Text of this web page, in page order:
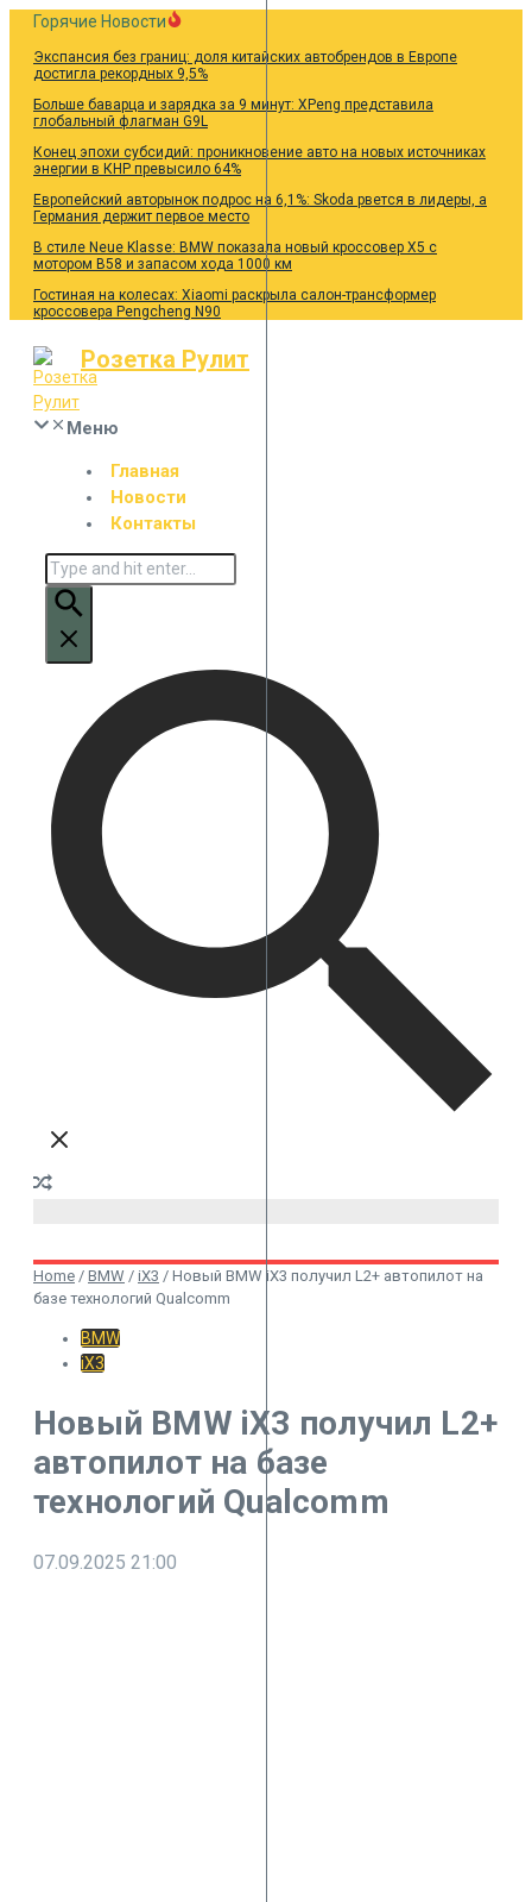
Перейти
содержанию
Горячие Новости
Экспансия без границ: доля китайских автобрендов в Европе
достигла рекордных 9,5%
Больше баварца и зарядка за 9 минут: XPeng представила
глобальный флагман G9L
Конец эпохи субсидий: проникновение авто на новых источниках
энергии в КНР превысило 64%
Европейский авторынок подрос на 6,1%: Skoda рвется в лидеры, а
Германия держит первое место
В стиле Neue Klasse: BMW показала новый кроссовер X5 с
мотором B58 и запасом хода 1000 км
Гостиная на колесах: Xiaomi раскрыла салон-трансформер
кроссовера Pengcheng N90
Розетка Рулит
Меню
Главная
Новости
Контакты
Искать:
Home / BMW / iX3 / Новый BMW iX3 получил L2+ автопилот на
базе технологий Qualcomm
BMW
iX3
Новый BMW iX3 получил L2+
автопилот на базе
технологий Qualcomm
07.09.2025 21:00